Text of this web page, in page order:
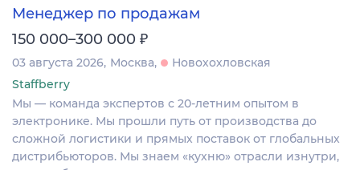
Менеджер по продажам
150 000–300 000 ₽
03 августа 2026 Москва
Новохохловская
Staffberry
Мы — команда экспертов с 20-летним опытом в
электронике. Мы прошли путь от производства до
сложной логистики и прямых поставок от глобальных
дистрибьюторов. Мы знаем «кухню» отрасли изнутри,